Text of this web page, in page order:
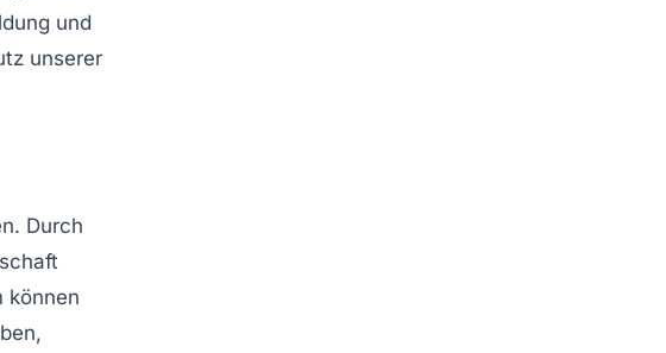
und
unserer
Durch
können